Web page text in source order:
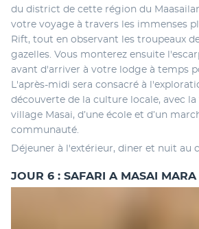
du district de cette région du
votre voyage à travers les immenses
Rift, tout en observant les troupeaux
gazelles. Vous monterez ensuite
avant d'arriver à votre lodge à temps
L'après-midi sera consacré à
découverte de la culture locale, avec
village Masai, d’une école et d’un
communauté.
Déjeuner à l'extérieur, diner et nuit au
JOUR 6 : SAFARI A MASAI MARA